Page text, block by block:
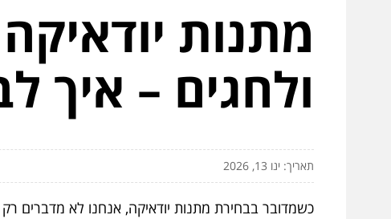
מתנות
ולחגים – איך
תאריך: ינו 13, 2026
כשמדובר בבחירת מתנות יודאיקה, אנחנו לא מדברים